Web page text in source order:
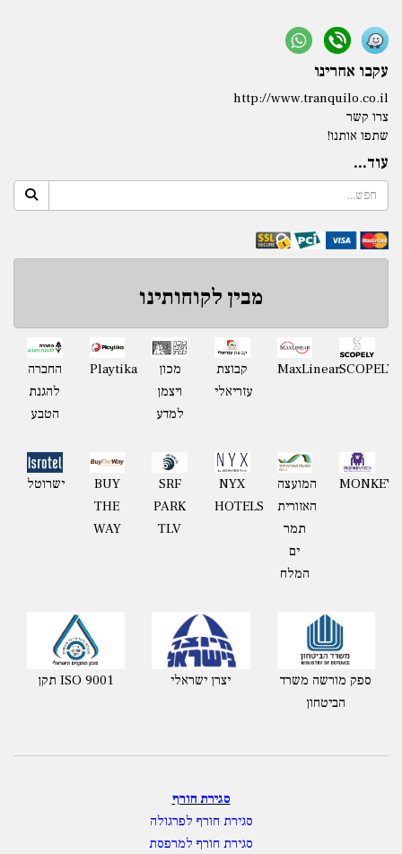
עקבו אחרינו
http://www.tranquilo.co.il
צרו קשר
שתפו אותנו!
עוד...
מבין לקוחותינו
החברה
להגנת
הטבע
Playtika
מכון
ויצמן
למדע
קבוצת
עזריאלי
MaxLinearSCOPELY
ישרוטל
BUY
THE
WAY
SRF
PARK
TLV
NYX
HOTELS
המועצה
האזורית
תמר
ים
המלח
תקן ISO 9001 יצרן ישראלי
ספק מורשה משרד
הביטחון
סגירת חורף
סגירת חורף לפרגולה
סגירת חורף למרפסת